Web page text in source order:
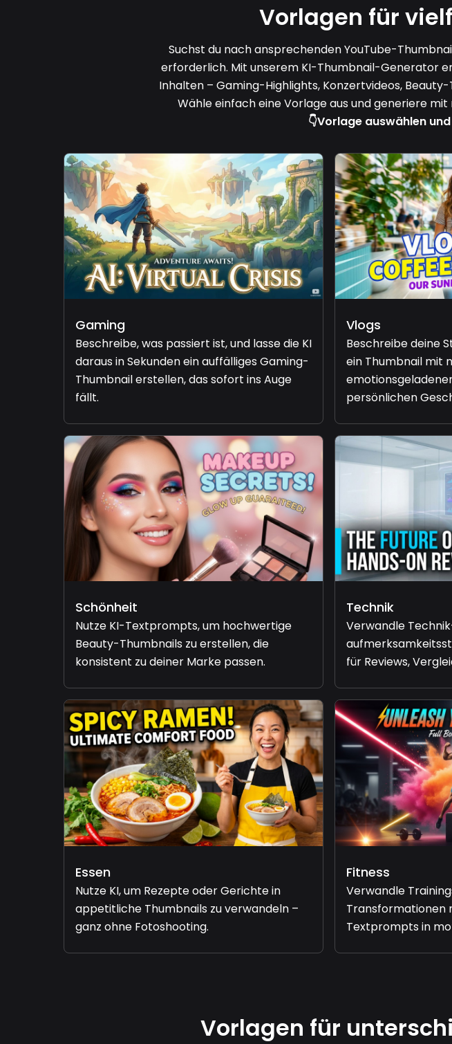
Vorlagen für
Suchst du nach ansprechenden YouTube-
erforderlich. Mit unserem KI-Thumbnail-Generator
Inhalten – Gaming-Highlights, Konzertvideos,
Wähle einfach eine Vorlage aus und generiere
👇Vorlage auswählen
Gaming
Beschreibe, was passiert ist, und lasse die KI
daraus in Sekunden ein auffälliges Gaming-
Thumbnail erstellen, das sofort ins Auge
fällt.
Vlogs
Beschreibe deine
ein Thumbnail mit
persönlichen
Schönheit
Nutze KI-Textprompts, um hochwertige
Beauty-Thumbnails zu erstellen, die
konsistent zu deiner Marke passen.
Technik
Verwandle
für Reviews,
Essen
Nutze KI, um Rezepte oder Gerichte in
appetitliche Thumbnails zu verwandeln –
ganz ohne Fotoshooting.
Fitness
Verwandle
Transformationen
Textprompts in
Vorlagen für